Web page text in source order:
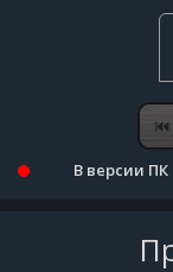
В версии